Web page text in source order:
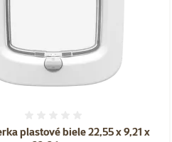
plastové biele 22,55 x 9,21 x